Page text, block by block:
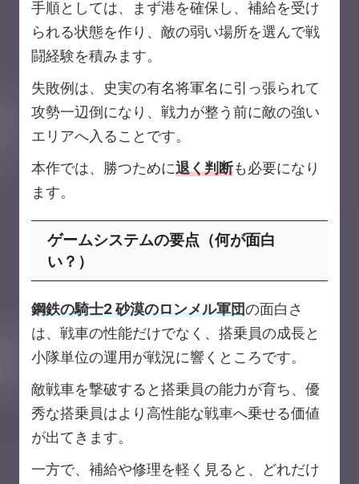
手順としては、まず港を確保し、補給を受け
られる状態を作り、敵の弱い場所を選んで戦
闘経験を積みます。
失敗例は、史実の有名将軍名に引っ張られて
攻勢一辺倒になり、戦力が整う前に敵の強い
エリアへ入ることです。
本作では、勝つために退く判断も必要になり
ます。
ゲームシステムの要点（何が面白
い？）
鋼鉄の騎士2 砂漠のロンメル軍団の面白さ
は、戦車の性能だけでなく、搭乗員の成長と
小隊単位の運用が戦況に響くところです。
敵戦車を撃破すると搭乗員の能力が育ち、優
秀な搭乗員はより高性能な戦車へ乗せる価値
が出てきます。
一方で、補給や修理を軽く見ると、どれだけ